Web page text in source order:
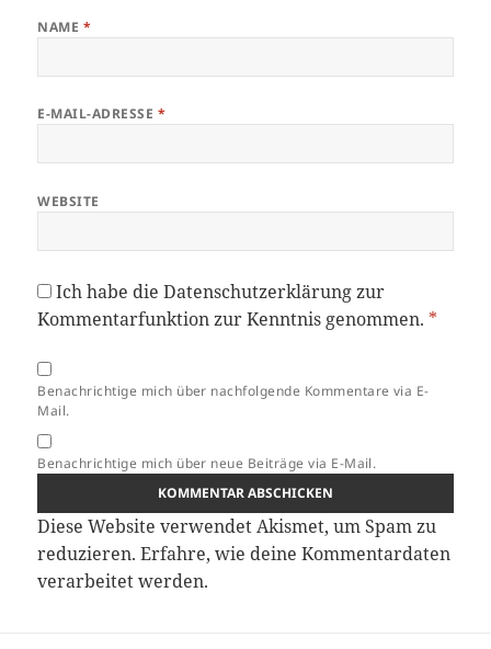
NAME *
E-MAIL-ADRESSE *
WEBSITE
Ich habe dieDatenschutzerklärungzur
Kommentarfunktion zur Kenntnis genommen. *
Benachrichtige mich über nachfolgende Kommentare via E-
Mail.
Benachrichtige mich über neue Beiträge via E-Mail.
Diese Website verwendet Akismet, um Spam zu
reduzieren.Erfahre, wie deine Kommentardaten
verarbeitet werden.